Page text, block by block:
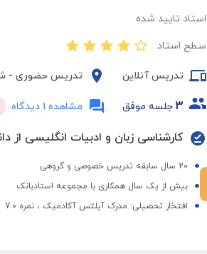
استاد تایید شده
سطح استاد:
تدریس آنلاین تدریس حضوری -
3 جلسه موفق مشاهده 1 دیدگاه
کارشناسی زبان و ادبیات انگلیسی از
20 سال سابقه تدریس خصوصی و گروهی
بیش از یک سال همکاری با مجموعه استادبانک
افتخار تحصیلی: مدرک آیلتس آکادمیک ، نمره 7.0